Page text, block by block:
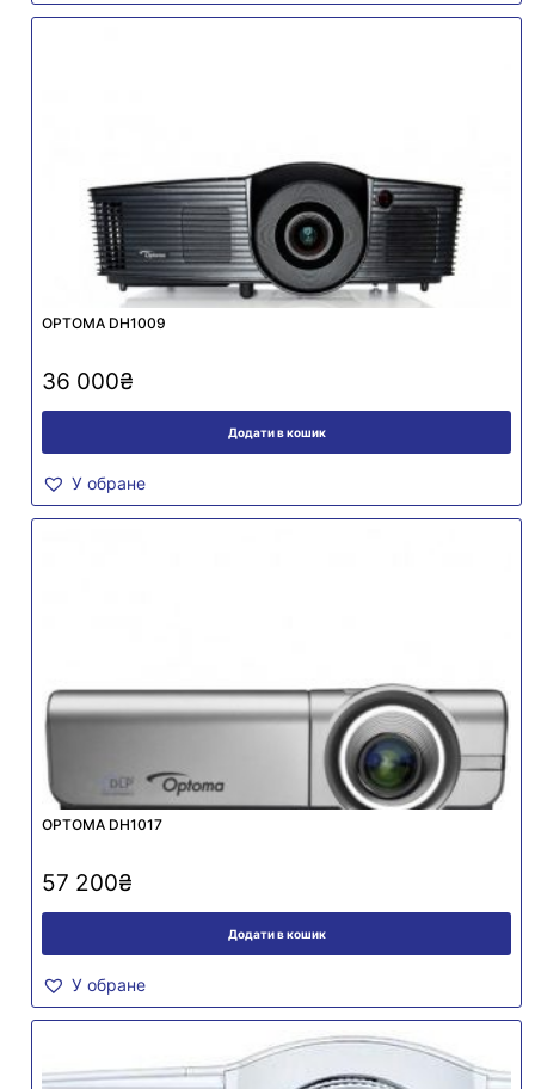
OPTOMA DH1009
36 000₴
Додати в кошик
У обране
OPTOMA DH1017
57 200₴
Додати в кошик
У обране